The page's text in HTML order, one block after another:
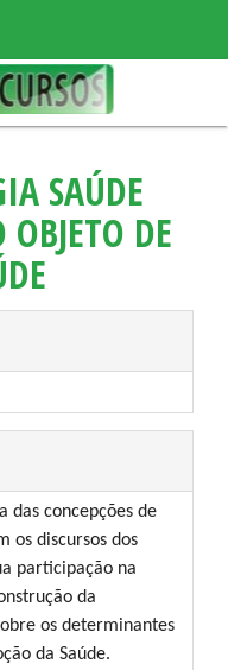
SAÚDE
DE
das concepções de
os discursos dos
participação na
da
os determinantes
da Saúde.